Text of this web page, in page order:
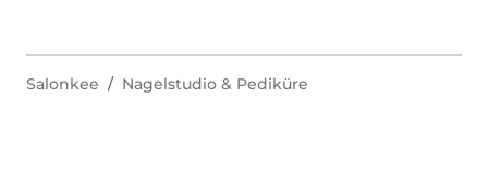
Salonkee Nagelstudio & Pediküre